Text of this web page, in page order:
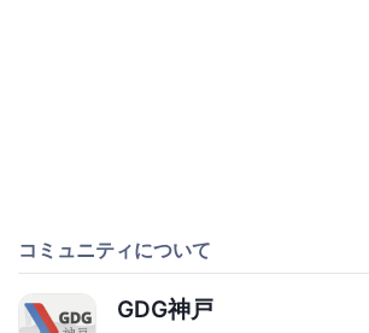
コミュニティについて
GDG神戸